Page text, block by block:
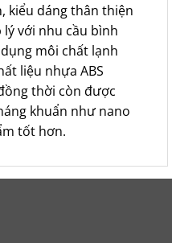
kiểu dáng thân thiện
với nhu cầu bình
dụng môi chất lạnh
liệu nhựa ABS
thời còn được
khuẩn như nano
tốt hơn.